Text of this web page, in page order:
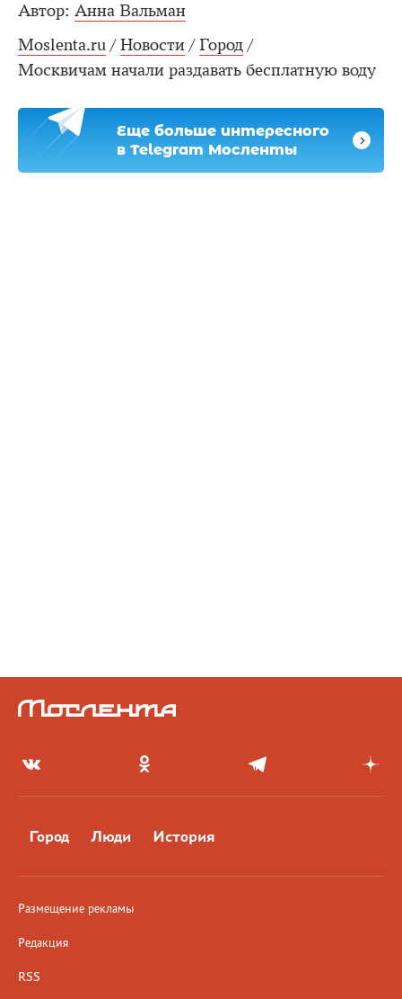
Автор: Анна Вальман
Moslenta.ru / Новости / Город /
Москвичам начали раздавать бесплатную воду
Еще больше интересного
в Telegram Мосленты
Город Люди История
Размещение рекламы
Редакция
RSS